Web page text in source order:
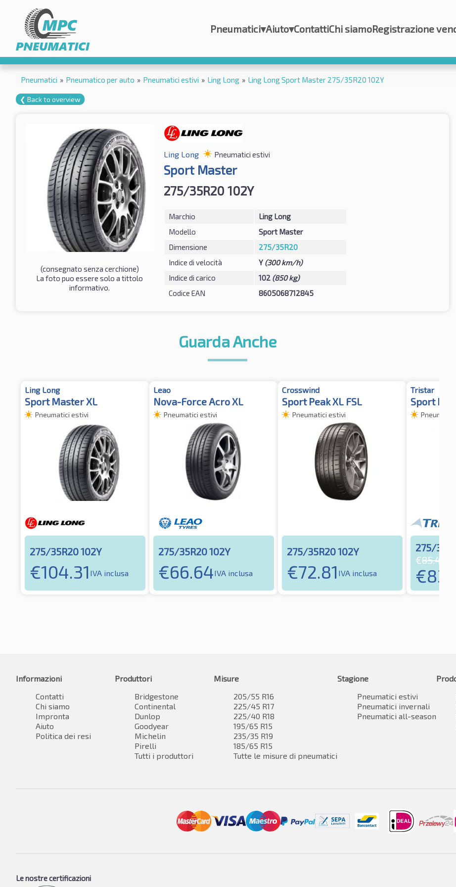
Pneumatici▾Aiuto▾ContattiChi siamoRegistrazione
Pneumatici » Pneumatico per auto » Pneumatici estivi » Ling Long » Ling Long Sport Master 275/35R20 102Y
❮ Back to overview
(consegnato senza cerchione)
La foto puo essere solo a tittolo
informativo.
Ling Long Pneumatici estivi
Sport Master
275/35R20 102Y
Marchio
Ling Long
Modello
Sport Master
Dimensione
275/35R20
Indice di velocità
Y (300 km/h)
Indice di carico
102 (850 kg)
Codice EAN
8605068712845
Guarda Anche
Ling Long
Sport Master XL
Pneumatici estivi
275/35R20 102Y
€104.31 IVA inclusa
Leao
Nova-Force Acro XL
Pneumatici estivi
275/35R20 102Y
€66.64IVA inclusa
Crosswind
Sport Peak XL FSL
Pneumatici estivi
275/35R20 102Y
€72.81 IVA inclusa
Tristar
Sport
275/
€85.45
€
Informazioni
Contatti
Chi siamo
Impronta
Aiuto
Politica dei resi
Produttori
Bridgestone
Continental
Dunlop
Goodyear
Michelin
Pirelli
Tutti i produttori
Misure
205/55 R16
225/45 R17
225/40 R18
195/65 R15
235/35 R19
185/65 R15
Tutte le misure di pneumatici
Stagione
Pneumatici estivi
Pneumatici invernali
Pneumatici all-season
Le nostre certificazioni